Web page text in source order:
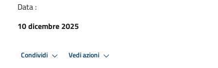
Data :
10 dicembre 2025
Condividi Vedi azioni